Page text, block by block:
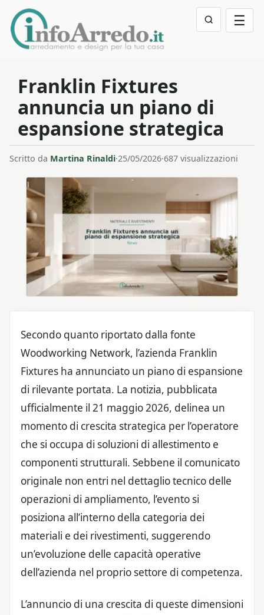
☰
Franklin Fixtures
annuncia un piano di
espansione strategica
Scritto da Martina Rinaldi·25/05/2026·687 visualizzazioni
Secondo quanto riportato dalla fonte
Woodworking Network, l’azienda Franklin
Fixtures ha annunciato un piano di espansione
di rilevante portata. La notizia, pubblicata
ufficialmente il 21 maggio 2026, delinea un
momento di crescita strategica per l’operatore
che si occupa di soluzioni di allestimento e
componenti strutturali. Sebbene il comunicato
originale non entri nel dettaglio tecnico delle
operazioni di ampliamento, l’evento si
posiziona all’interno della categoria dei
materiali e dei rivestimenti, suggerendo
un’evoluzione delle capacità operative
dell’azienda nel proprio settore di competenza.
L’annuncio di una crescita di queste dimensioni